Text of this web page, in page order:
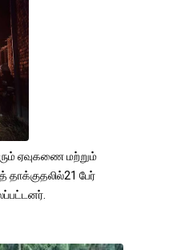
ஏவுகணை மற்றும்
தாக்குதலில்21 பேர்